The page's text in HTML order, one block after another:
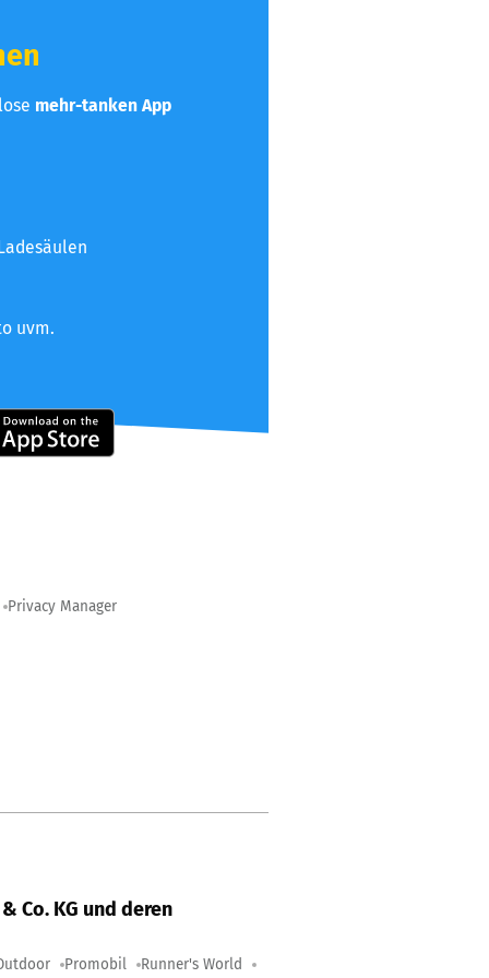
mehr-tanken App
uvm.
Privacy Manager
Co. KG und deren
Promobil Runner's World